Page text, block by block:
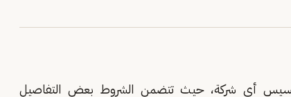
أي شركة، حيث تتضمن الشروط بعض التفاصيل